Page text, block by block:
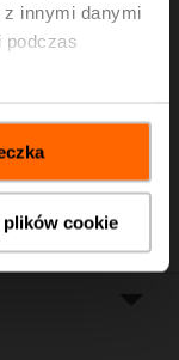
z innymi danymi
podczas
plików cookie
1 436,00 PLN